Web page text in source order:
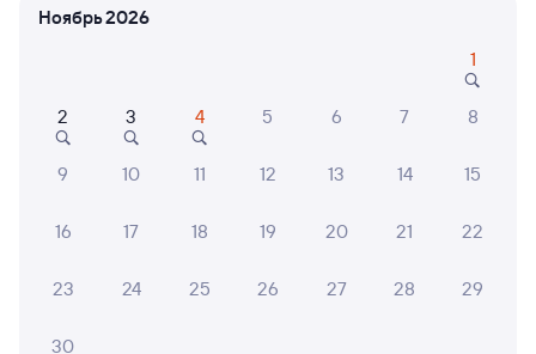
Отзывы пассажиров Туту о поездах
Мы отображаем актуальные отзывы и не удаляем
отрицательные мнения
31 июля 2026 • Поезд 350А
таком находиться.
Ноябрь 2026
1
2 3 4 5 6 7 8
9 10 11 12 13 14 15
16 17 18 19 20 21 22
23 24 25 26 27 28 29
30